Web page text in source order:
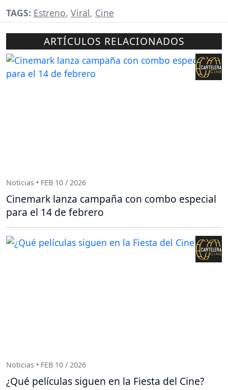
TAGS: Estreno, Viral, Cine
ARTÍCULOS RELACIONADOS
Noticias • FEB 10 / 2026
Cinemark lanza campaña con combo especial
para el 14 de febrero
Noticias • FEB 10 / 2026
¿Qué películas siguen en la Fiesta del Cine?